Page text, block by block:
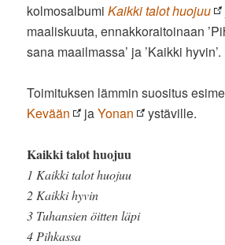
kolmosalbumiKaikki talot huojuu
maaliskuuta, ennakkoraitoinaan
sana maailmassa’ ja ’Kaikki hyvin’.
Toimituksen lämmin suositus
Kevään
jaYonan ystäville.
Kaikki talot huojuu
1 Kaikki talot huojuu
2 Kaikki hyvin
3 Tuhansien öitten läpi
4 Pihkassa